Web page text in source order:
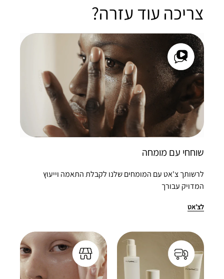
צריכה עוד עזרה?
שוחחי עם מומחה
לרשותך צ'אט עם המומחים שלנו לקבלת התאמה וייעוץ
המדויק עבורך
לצ'אט